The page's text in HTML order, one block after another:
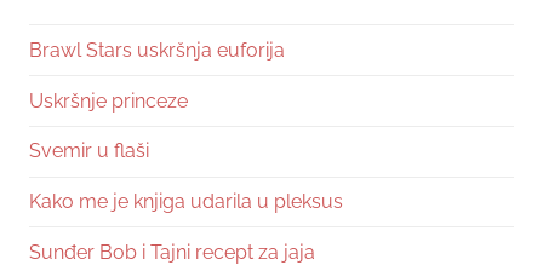
Brawl Stars uskršnja euforija
Uskršnje princeze
Svemir u flaši
Kako me je knjiga udarila u pleksus
Sunđer Bob i Tajni recept za jaja